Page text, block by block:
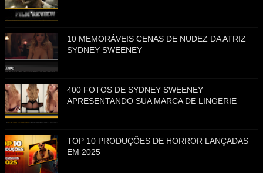
10 MEMORÁVEIS CENAS DE NUDEZ DA ATRIZ
SYDNEY SWEENEY
400 FOTOS DE SYDNEY SWEENEY
APRESENTANDO SUA MARCA DE LINGERIE
TOP 10 PRODUÇÕES DE HORROR LANÇADAS
EM 2025